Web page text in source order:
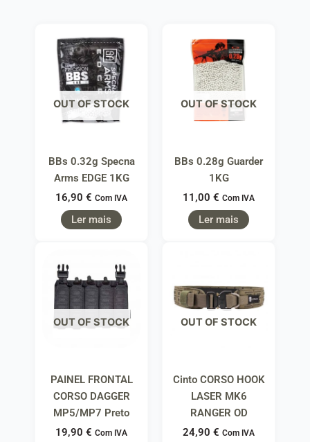
OUT OF STOCK
BBs 0.32g Specna
Arms EDGE 1KG
16,90 € Com IVA
Ler mais
OUT OF STOCK
BBs 0.28g Guarder
1KG
11,00 € Com IVA
Ler mais
OUT OF STOCK
PAINEL FRONTAL
CORSO DAGGER
MP5/MP7 Preto
19,90 € Com IVA
OUT OF STOCK
Cinto CORSO HOOK
LASER MK6
RANGER OD
24,90 € Com IVA